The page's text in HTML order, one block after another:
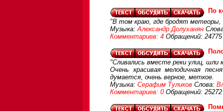
По
"В том краю, где бродят
Музыка:Александр Долуханян
Комментариев: 4 Обращений: 24775
"Сливались вместе реки улиц, шли
Очень красивая мелодичная
думается, очень верное, меткое.
Музыка: Серафим Туликов Слова:
Комментариев: 0 Обращений: 25272